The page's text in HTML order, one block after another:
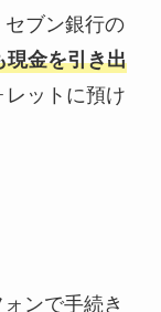
セブン銀行の
現金を引き出
ットに預け
ンで手続き